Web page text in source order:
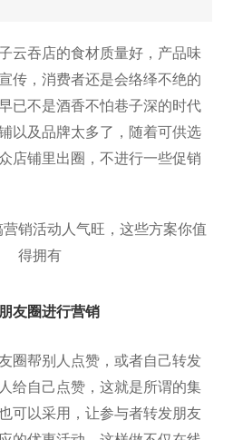
云吞店的食材质量好，产品味
传，消费者还是会络绎不绝的
已不是酒香不怕巷子深的时代
以及品牌太多了，随着可供选
店铺里出圈，不进行一些促销
友圈进行营销
圈帮别人点赞，或者自己转发
给自己点赞，这就是所谓的集
可以采用，让参与者转发朋友